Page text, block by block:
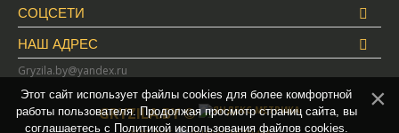
СОЦСЕТИ
НАШ АДРЕС
Gryzila.by@yandex.ru
GRYZILA.BY ©
Этот сайт использует файлы cookies для более комфортной
работы пользователя. Продолжая просмотр страниц сайта, вы
соглашаетесь с Политикой использования файлов cookies.